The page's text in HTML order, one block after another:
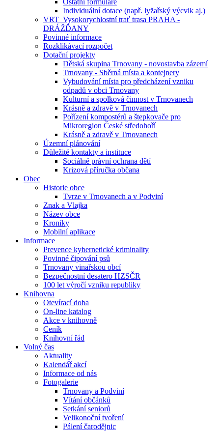
Ostatní formuláře
Individuální dotace (např. lyžařský výcvik aj.)
VRT_Vysokorychlostní trať trasa PRAHA -
DRÁŽĎANY
Povinné informace
Rozklikávací rozpočet
Dotační projekty
Dětská skupina Trnovany - novostavba zázemí
Trnovany - Sběrná místa a kontejnery
Vybudování místa pro předcházení vzniku
odpadů v obci Trnovany
Kulturní a spolková činnost v Trnovanech
Krásně a zdravě v Trnovanech
Pořízení kompostérů a štepkovače pro
Mikroregion České středohoří
Krásně a zdravě v Trnovanech
Územní plánování
Důležité kontakty a instituce
Sociálně právní ochrana dětí
Krizová příručka občana
Obec
Historie obce
Tvrze v Trnovanech a v Podviní
Znak a Vlajka
Název obce
Kroniky
Mobilní aplikace
Informace
Prevence kybernetické kriminality
Povinné čipování psů
Trnovany vinařskou obcí
Bezpečnostní desatero HZSČR
100 let výročí vzniku republiky
Knihovna
Otevírací doba
On-line katalog
Akce v knihovně
Ceník
Knihovní řád
Volný čas
Aktuality
Kalendář akcí
Informace od nás
Fotogalerie
Trnovany a Podviní
Vítání občánků
Setkání seniorů
Velikonoční tvoření
Pálení čarodějnic